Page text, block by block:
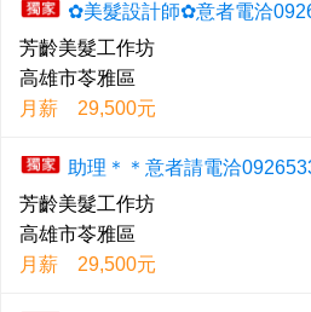
✿美髮設計師✿意者電洽
芳齡美髮工作坊
高雄市苓雅區
月薪 29,500元
助理＊＊意者請電洽
芳齡美髮工作坊
高雄市苓雅區
月薪 29,500元